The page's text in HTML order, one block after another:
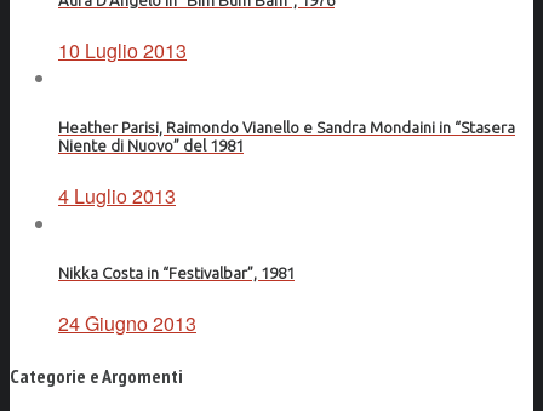
10 Luglio 2013
Heather Parisi, Raimondo Vianello e Sandra Mondaini in “Stasera
Niente di Nuovo” del 1981
4 Luglio 2013
Nikka Costa in “Festivalbar”, 1981
24 Giugno 2013
Categorie e Argomenti